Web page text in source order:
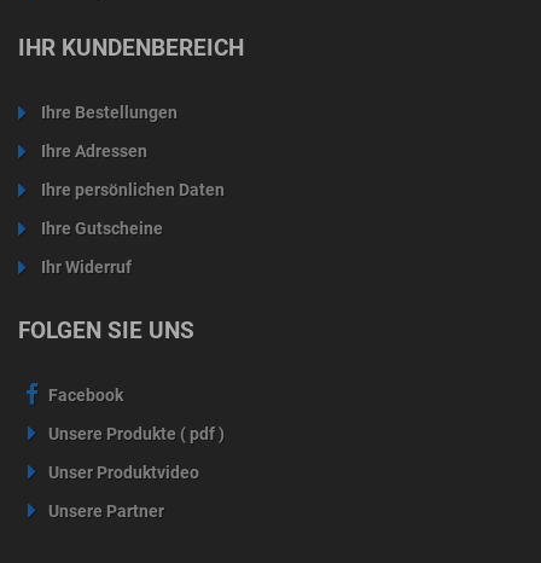
IHR KUNDENBEREICH
Ihre Bestellungen
Ihre Adressen
Ihre persönlichen Daten
Ihre Gutscheine
Ihr Widerruf
FOLGEN SIE UNS
Facebook
Unsere Produkte ( pdf )
Unser Produktvideo
Unsere Partner